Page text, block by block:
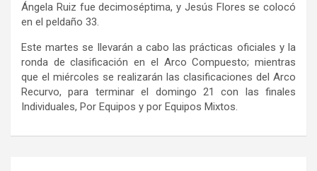
Ángela Ruiz fue decimoséptima, y Jesús Flores se colocó
en el peldaño 33.
Este martes se llevarán a cabo las prácticas oficiales y la
ronda de clasificación en el Arco Compuesto; mientras
que el miércoles se realizarán las clasificaciones del Arco
Recurvo, para terminar el domingo 21 con las finales
Individuales, Por Equipos y por Equipos Mixtos.